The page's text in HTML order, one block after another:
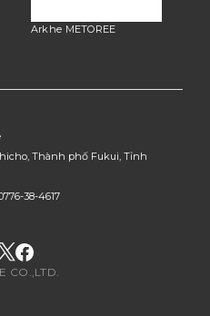
Arkhe METOREE
Thành phố Fukui, Tỉnh
38-4617
CO.,LTD.